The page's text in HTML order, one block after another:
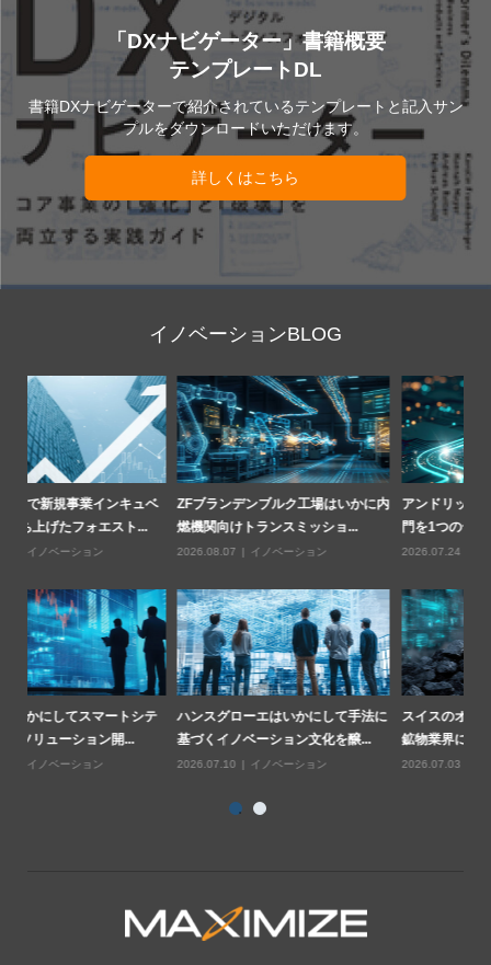
「DXナビゲーター」書籍概要
テンプレートDL
書籍DXナビゲーターで紹介されているテンプレートと記入サン
プルをダウンロードいただけます。
詳しくはこちら
イノベーションBLOG
ZFブランデンブルク工場はいかに内
燃機関向けトランスミッショ...
2026.08.07 イノベーション
アンドリッツはいかに4つの事業部
門を1つのデジタルロードマッ...
2026.07.24 イノベーション
ハンスグローエはいかにして手法に
基づくイノベーション文化を醸...
2026.07.10 イノベーション
スイスのオミヤ社が構築した産業用
鉱物業界におけるAI戦略("...
2026.07.03 イノベーション